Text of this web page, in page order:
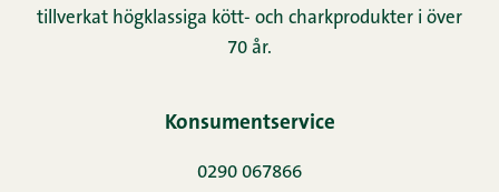
tillverkat högklassiga kött- och charkprodukter i över
70 år.
Konsumentservice
0290 067866